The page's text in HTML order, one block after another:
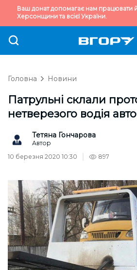
Ваш донат допомагає нам працювати
Херсонщини та всієї України.
Головна Новини
Патрульні склали
нетверезого водія
Тетяна Гончарова
Автор
10 березня 2020 10:30
897